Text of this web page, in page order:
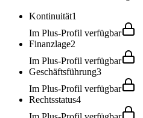
Kontinuität1
Im Plus-Profil verfügbar
Finanzlage2
Im Plus-Profil verfügbar
Geschäftsführung3
Im Plus-Profil verfügbar
Rechtsstatus4